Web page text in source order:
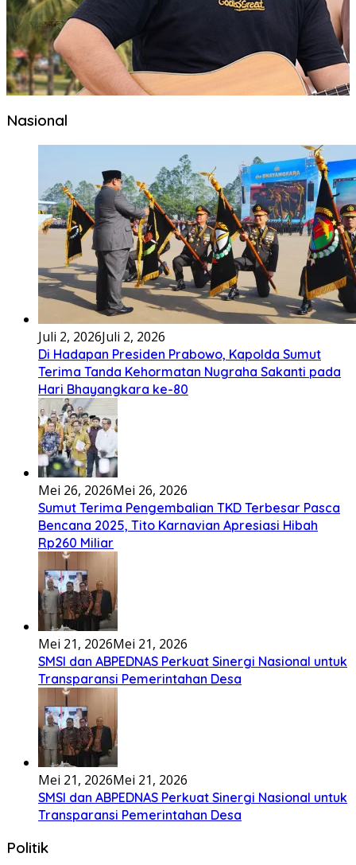
Nasional
Juli 2, 2026Juli 2, 2026
Di Hadapan Presiden Prabowo, Kapolda Sumut
Terima Tanda Kehormatan Nugraha Sakanti pada
Hari Bhayangkara ke-80
Mei 26, 2026Mei 26, 2026
Sumut Terima Pengembalian TKD Terbesar Pasca
Bencana 2025, Tito Karnavian Apresiasi Hibah
Rp260 Miliar
Mei 21, 2026Mei 21, 2026
SMSI dan ABPEDNAS Perkuat Sinergi Nasional untuk
Transparansi Pemerintahan Desa
Mei 21, 2026Mei 21, 2026
SMSI dan ABPEDNAS Perkuat Sinergi Nasional untuk
Transparansi Pemerintahan Desa
Politik